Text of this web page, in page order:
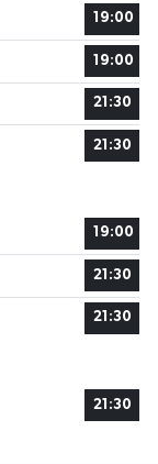
19:00
19:00
21:30
21:30
19:00
21:30
21:30
21:30